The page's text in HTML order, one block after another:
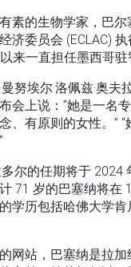
素的生物学家，巴
济委员会 (ECLAC)
来一直担任墨西哥驻
努埃尔·洛佩兹·奥夫
会上说：“她是一名
、有原则的女性。”
多尔的任期将于 2024
71 岁的巴塞纳将在
学历包括哈佛大学
网站，巴塞纳是拉